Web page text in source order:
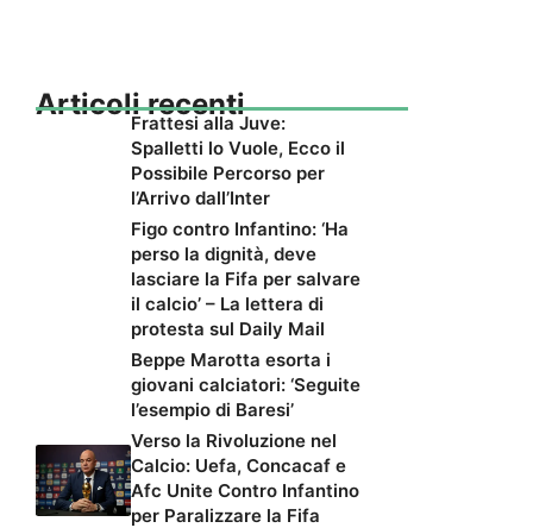
Articoli recenti
Frattesi alla Juve:
Spalletti lo Vuole, Ecco il
Possibile Percorso per
l’Arrivo dall’Inter
Figo contro Infantino: ‘Ha
perso la dignità, deve
lasciare la Fifa per salvare
il calcio’ – La lettera di
protesta sul Daily Mail
Beppe Marotta esorta i
giovani calciatori: ‘Seguite
l’esempio di Baresi’
Verso la Rivoluzione nel
Calcio: Uefa, Concacaf e
Afc Unite Contro Infantino
per Paralizzare la Fifa